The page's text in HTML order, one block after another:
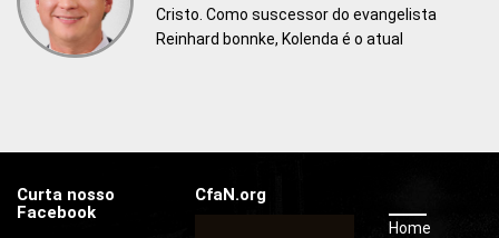
Cristo. Como suscessor do evangelista
Reinhard bonnke, Kolenda é o atual
Curta nosso
Facebook
CfaN.org
Home